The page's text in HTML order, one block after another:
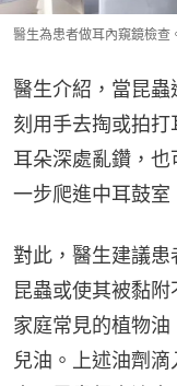
醫生為患者做耳內窺鏡檢查
醫生介紹，當昆
刻用手去掏或拍
耳朵深處亂鑽，
一步爬進中耳鼓室
對此，醫生建議
昆蟲或使其被黏
家庭常見的植物
兒油。上述油劑